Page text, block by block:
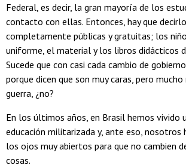
Federal, es decir, la gran mayoría de los
contacto con ellas. Entonces, hay que
completamente públicas y gratuitas; los
uniforme, el material y los libros didácticos
Sucede que con casi cada cambio de
porque dicen que son muy caras, pero
guerra, ¿no?
En los últimos años, en Brasil hemos vivido
educación militarizada y, ante eso, nosotros
los ojos muy abiertos para que no cambien
cosas.